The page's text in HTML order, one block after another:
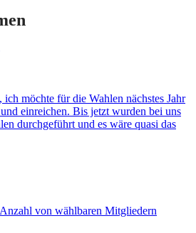
möchte für die Wahlen nächstes Jahr
einreichen. Bis jetzt wurden bei uns
durchgeführt und es wäre quasi das
von wählbaren Mitgliedern